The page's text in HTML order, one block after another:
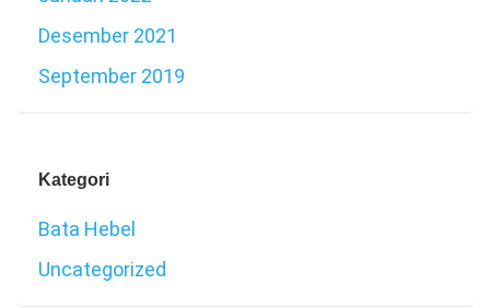
Desember 2021
September 2019
Kategori
Bata Hebel
Uncategorized